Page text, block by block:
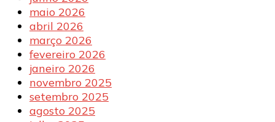
maio 2026
abril 2026
março 2026
fevereiro 2026
janeiro 2026
novembro 2025
setembro 2025
agosto 2025